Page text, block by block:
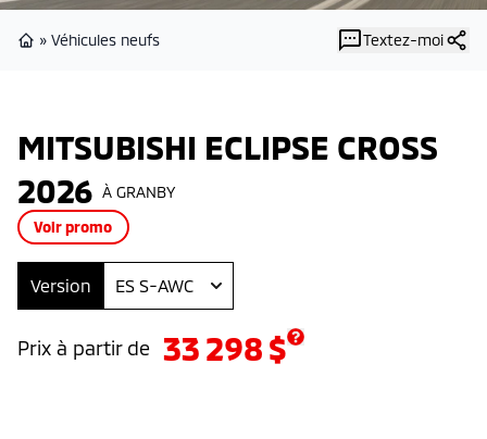
» Véhicules neufs Textez-moi
MITSUBISHI ECLIPSE CROSS
2026 À GRANBY
Voir promo
Version ES S-AWC
Prix à partir de 33 298$